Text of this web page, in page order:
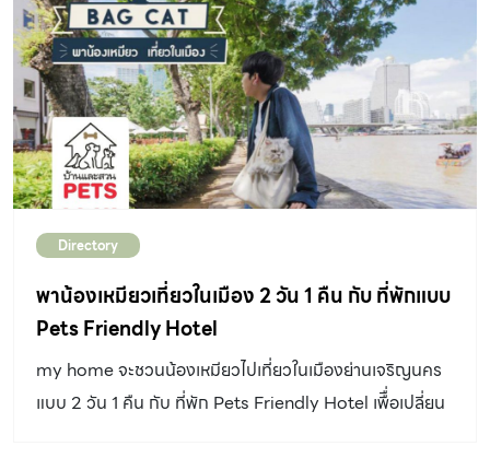
Directory
พาน้องเหมียวเที่ยวในเมือง 2 วัน 1 คืน กับ ที่พักแบบ
Pets Friendly Hotel
my home จะชวนน้องเหมียวไปเที่ยวในเมืองย่านเจริญนคร
แบบ 2 วัน 1 คืน กับ ที่พัก Pets Friendly Hotel เพืื่อเปลี่ยน